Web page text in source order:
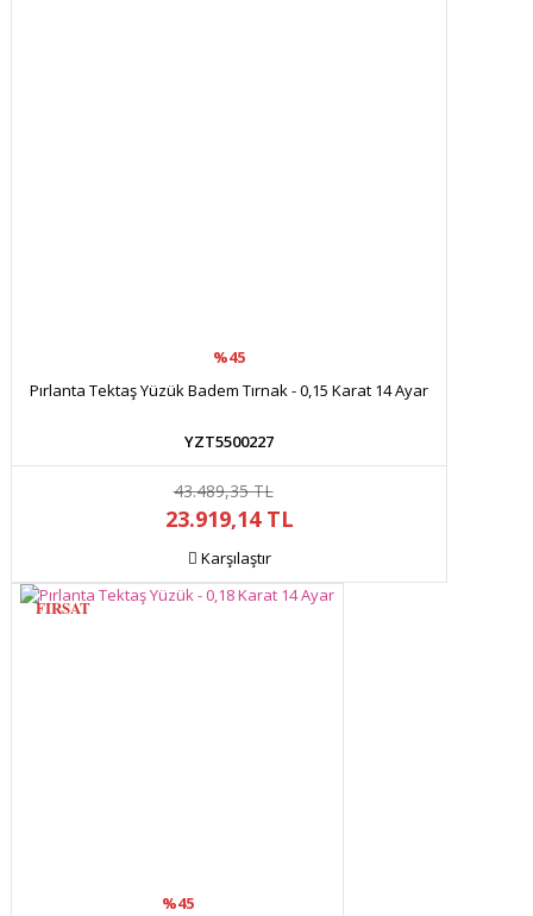
%45
Pırlanta Tektaş Yüzük Badem Tırnak - 0,15 Karat 14 Ayar
YZT5500227
43.489,35 TL
23.919,14 TL
Karşılaştır
FIRSAT
%45